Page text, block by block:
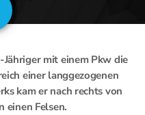
mit einem Pkw die
einer langgezogenen
kam er nach rechts von
einen Felsen.